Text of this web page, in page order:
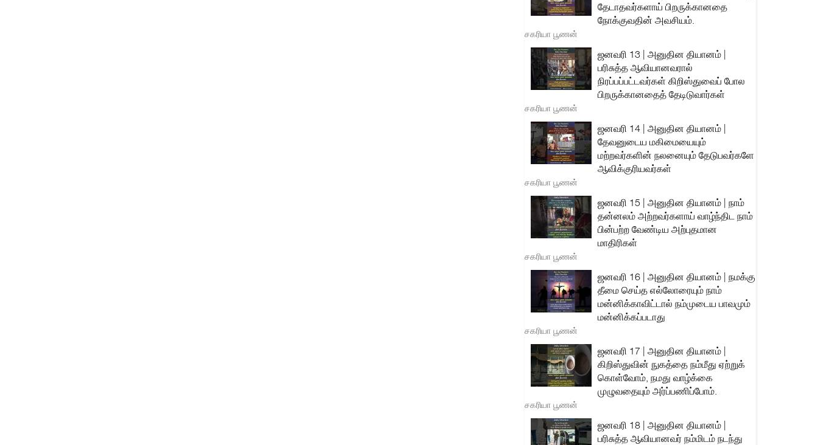
தேடாதவர்களாய் பிறருக்கானதை
நோக்குவதின் அவசியம்.
சகரியா பூணன்
ஜனவரி 13 | அனுதின தியானம் |
பரிசுத்த ஆவியானவரால்
நிரப்பப்பட்டவர்கள் கிறிஸ்துவைப் போல
பிறருக்கானதைத் தேடிடுவார்கள்
சகரியா பூணன்
ஜனவரி 14 | அனுதின தியானம் |
தேவனுடைய மகிமையையும்
மற்றவர்களின் நலனையும் தேடுபவர்களே
ஆவிக்குரியவர்கள்
சகரியா பூணன்
ஜனவரி 15 | அனுதின தியானம் | நாம்
தன்னலம் அற்றவர்களாய் வாழ்ந்திட நாம்
பின்பற்ற வேண்டிய அற்புதமான
மாதிரிகள்
சகரியா பூணன்
ஜனவரி 16 | அனுதின தியானம் | நமக்கு
தீமை செய்த எல்லோரையும் நாம்
மன்னிக்காவிட்டால் நம்முடைய பாவமும்
மன்னிக்கப்படாது
சகரியா பூணன்
ஜனவரி 17 | அனுதின தியானம் |
கிறிஸ்துவின் நுகத்தை நம்மீது ஏற்றுக்
கொள்வோம், நமது வாழ்க்கை
முழுவதையும் அர்ப்பணிப்போம்.
சகரியா பூணன்
ஜனவரி 18 | அனுதின தியானம் |
பரிசுத்த ஆவியானவர் நம்மிடம் நடந்து